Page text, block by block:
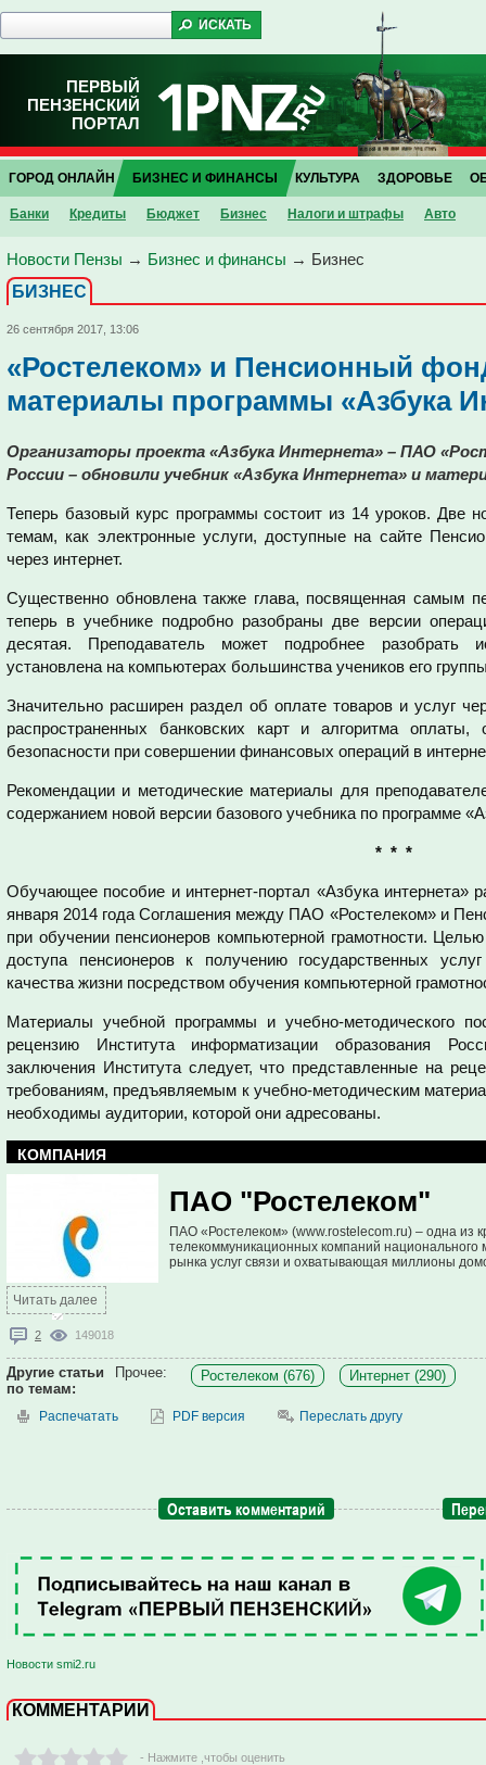
ПЕРВЫЙ
ПЕНЗЕНСКИЙ
ПОРТАЛ
ГОРОД ОНЛАЙН БИЗНЕС И ФИНАНСЫ
Банки Кредиты Бюджет Бизнес Налоги и штрафы Авто
КУЛЬТУРА ЗДОРОВЬЕ
Новости Пензы → Бизнес и финансы → Бизнес
БИЗНЕС
26 сентября 2017, 13:06
«Ростелеком» и Пенсионный
материалы программы «Азбука
Организаторы проекта «Азбука Интернета» – ПАО
России – обновили учебник «Азбука Интернета» и
Теперь базовый курс программы состоит из 14 уроков. Две
темам, как электронные услуги, доступные на сайте
через интернет.
Существенно обновлена также глава, посвященная самым
теперь в учебнике подробно разобраны две версии
десятая. Преподаватель может подробнее разобрать
установлена на компьютерах большинства учеников его
Значительно расширен раздел об оплате товаров и услуг
распространенных банковских карт и алгоритма
безопасности при совершении финансовых операций в
Рекомендации и методические материалы для
содержанием новой версии базового учебника по программе
* * *
Обучающее пособие и интернет-портал «Азбука интернета»
января 2014 года Соглашения между ПАО «Ростелеком» и
при обучении пенсионеров компьютерной грамотности.
доступа пенсионеров к получению государственных
качества жизни посредством обучения компьютерной
Материалы учебной программы и учебно-методического
рецензию Института информатизации образования
заключения Института следует, что представленные на
требованиям, предъявляемым к учебно-методическим
необходимы аудитории, которой они адресованы.
КОМПАНИЯ
ПАО "Ростелеком"
ПАО «Ростелеком» (www.rostelecom.ru) – одна из
телекоммуникационных компаний национального
рынка услуг связи и охватывающая миллионы
Читать далее
2 149018
Другие статьи
по темам:
Прочее: Ростелеком (676) Интернет (290)
Распечатать PDF версия Переслать другу
Оставить комментарий
Новости smi2.ru
КОММЕНТАРИИ
- Нажмите ,чтобы оценить